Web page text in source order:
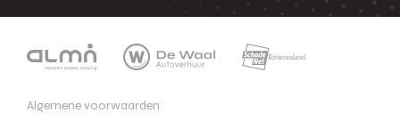
Algemene voorwaarden